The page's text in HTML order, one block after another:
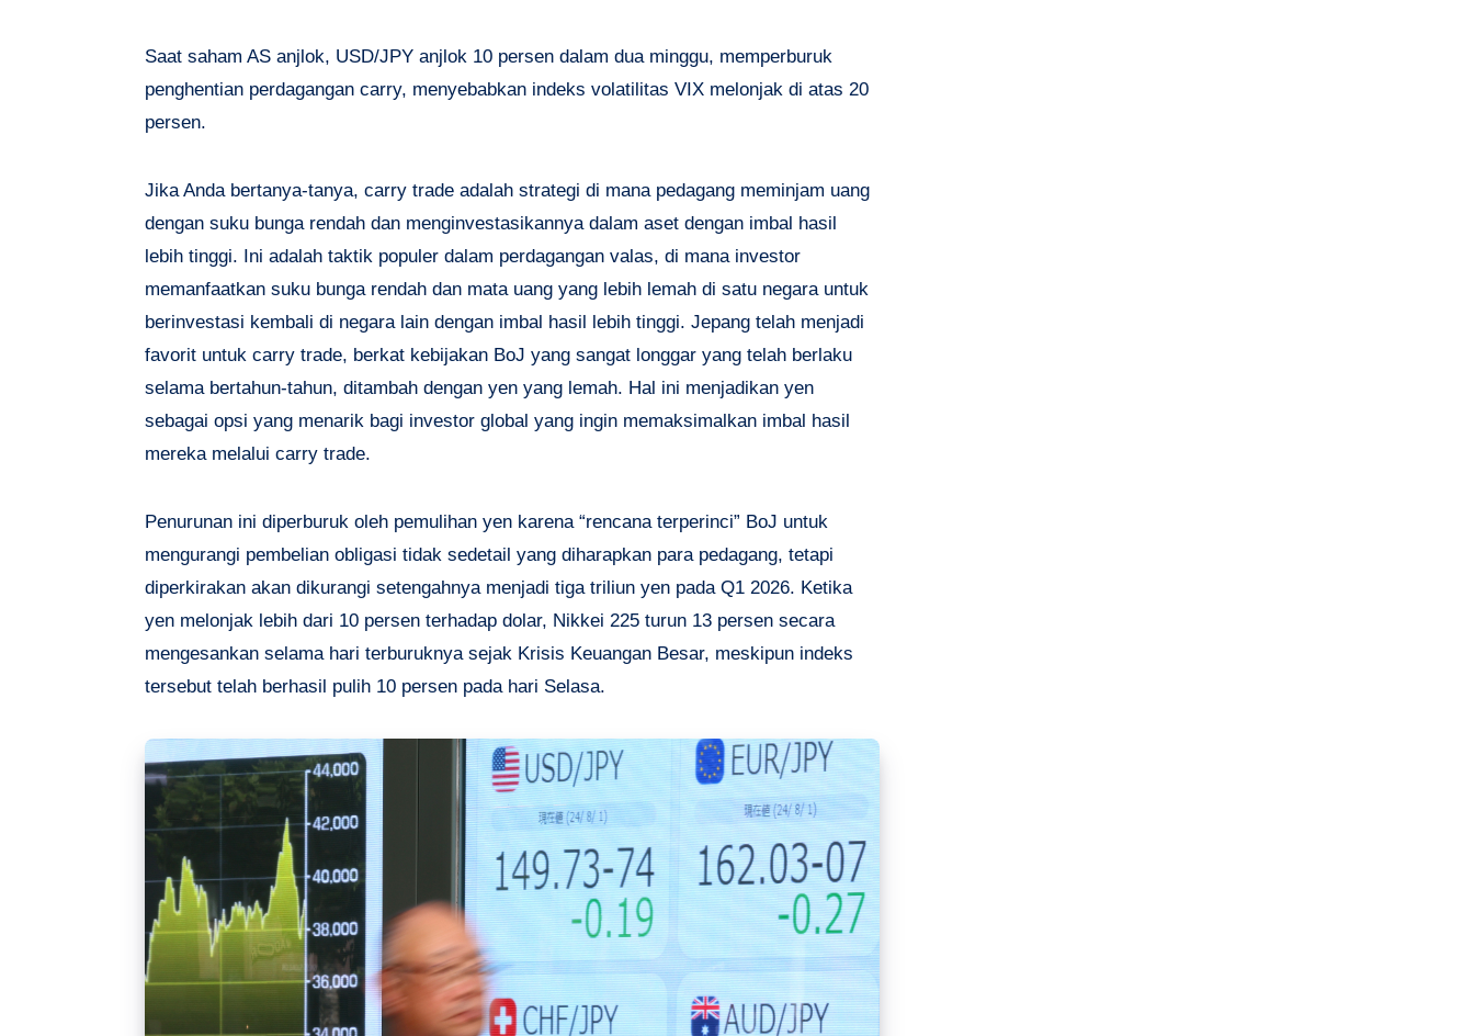
Saat saham AS anjlok, USD/JPY anjlok 10 persen dalam dua minggu, memperburuk
penghentian perdagangan carry, menyebabkan indeks volatilitas VIX melonjak di atas 20
persen.
Jika Anda bertanya-tanya, carry trade adalah strategi di mana pedagang meminjam uang
dengan suku bunga rendah dan menginvestasikannya dalam aset dengan imbal hasil
lebih tinggi. Ini adalah taktik populer dalam perdagangan valas, di mana investor
memanfaatkan suku bunga rendah dan mata uang yang lebih lemah di satu negara untuk
berinvestasi kembali di negara lain dengan imbal hasil lebih tinggi. Jepang telah menjadi
favorit untuk carry trade, berkat kebijakan BoJ yang sangat longgar yang telah berlaku
selama bertahun-tahun, ditambah dengan yen yang lemah. Hal ini menjadikan yen
sebagai opsi yang menarik bagi investor global yang ingin memaksimalkan imbal hasil
mereka melalui carry trade.
Penurunan ini diperburuk oleh pemulihan yen karena “rencana terperinci” BoJ untuk
mengurangi pembelian obligasi tidak sedetail yang diharapkan para pedagang, tetapi
diperkirakan akan dikurangi setengahnya menjadi tiga triliun yen pada Q1 2026. Ketika
yen melonjak lebih dari 10 persen terhadap dolar, Nikkei 225 turun 13 persen secara
mengesankan selama hari terburuknya sejak Krisis Keuangan Besar, meskipun indeks
tersebut telah berhasil pulih 10 persen pada hari Selasa.